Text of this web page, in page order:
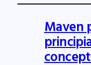
Maven